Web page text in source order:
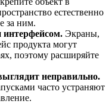
естественно
за ним.
интерфейсом. Экраны,
продукта могут
поэтому расширяйте
неправильно.
часто устраняют